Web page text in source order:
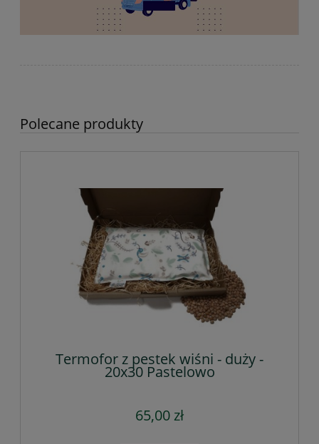
Polecane produkty
Termofor z pestek wiśni - duży -
20x30 Pastelowo
65,00 zł